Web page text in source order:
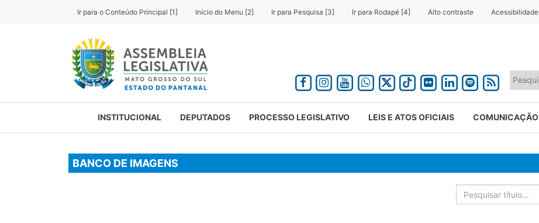
Ir para o Conteúdo Principal [1] Início do Menu [2] Ir para Pesquisa [3] Ir para Rodapé [4] Alto contraste Acessibilidade
INSTITUCIONAL DEPUTADOS PROCESSO LEGISLATIVO LEIS E ATOS OFICIAIS COMUNICAÇÃO
BANCO DE IMAGENS